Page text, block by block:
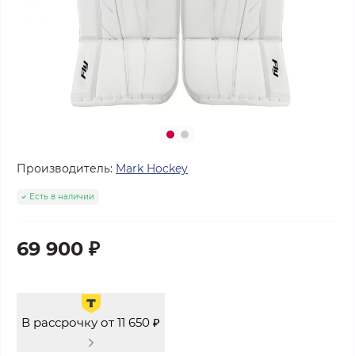
Производитель: Mark Hockey
Есть в наличии
69 900 ₽
В рассрочку от 11 650 ₽